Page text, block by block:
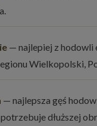
— najlepiej z
Wielkopolski,
— najlepsza gęś
dłuższej